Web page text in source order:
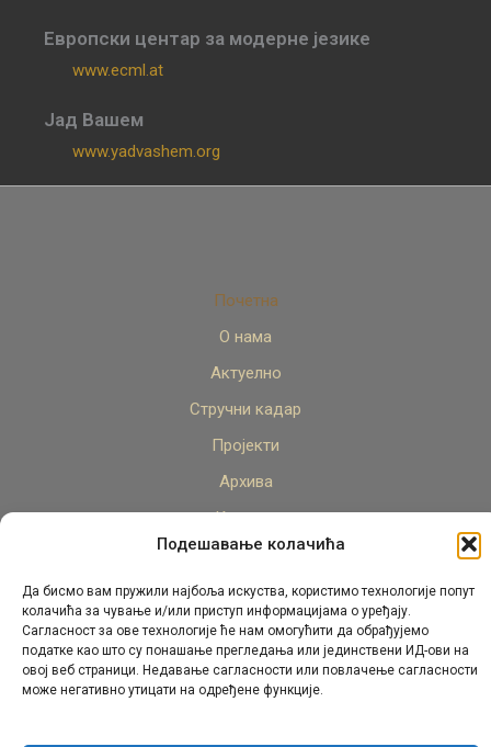
Подешавање колачића
Да бисмо вам пружили најбоља искуства, користимо технологије попут
колачића за чување и/или приступ информацијама о уређају.
Сагласност за ове технологије ће нам омогућити да обрађујемо
податке као што су понашање прегледања или јединствени ИД-ови на
овој веб страници. Недавање сагласности или повлачење сагласности
може негативно утицати на одређене функције.
Европски центар за модерне језике
www.ecml.at
Јад Вашем
www.yadvashem.org
Почетна
О нама
Актуелно
Стручни кадар
Пројекти
Архива
Контакт
© Републички педагошки завод Републике Српске.